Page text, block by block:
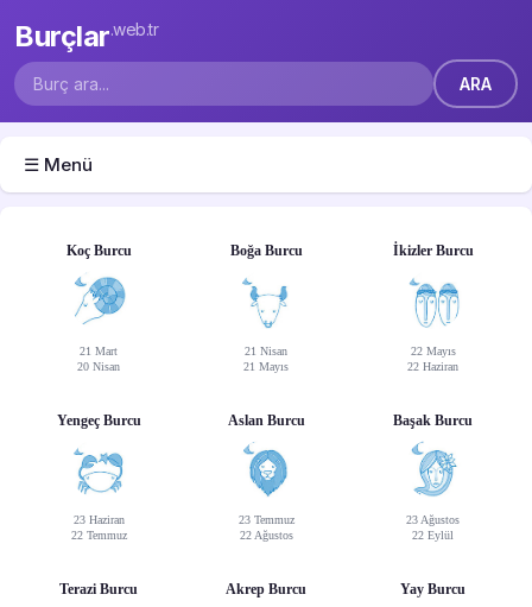
Burçlar.web.tr
☰ Menü
Koç Burcu
21 Mart
20 Nisan
Boğa Burcu
21 Nisan
21 Mayıs
İkizler Burcu
22 Mayıs
22 Haziran
Yengeç Burcu
23 Haziran
22 Temmuz
Aslan Burcu
23 Temmuz
22 Ağustos
Başak Burcu
23 Ağustos
22 Eylül
Terazi Burcu Akrep Burcu Yay Burcu